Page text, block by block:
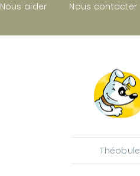
Nous aider Nous contacter
Théobule